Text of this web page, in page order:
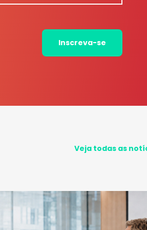
Inscreva-se
Veja todas as